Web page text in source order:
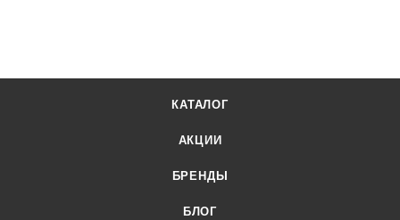
КАТАЛОГ
АКЦИИ
БРЕНДЫ
БЛОГ